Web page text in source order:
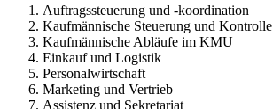
Auftragssteuerung und -koordination
Kaufmännische Steuerung und Kontrolle
Kaufmännische Abläufe im KMU
Einkauf und Logistik
Personalwirtschaft
Marketing und Vertrieb
Assistenz und Sekretariat